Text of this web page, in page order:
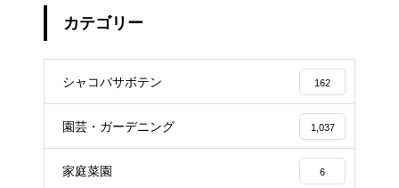
カテゴリー
シャコバサボテン 162
園芸・ガーデニング 1,037
家庭菜園 6